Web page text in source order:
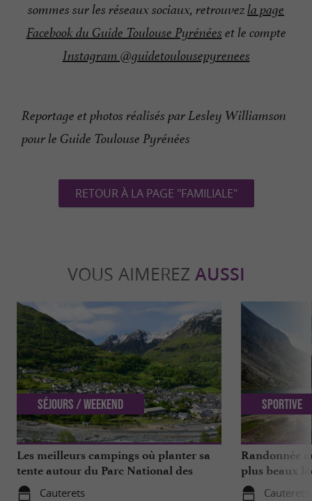
sommes sur les réseaux sociaux, retrouvezla page
Facebook du Guide Toulouse Pyrénées et le compte
Instagram @guidetoulousepyrenees
Reportage et photos réalisés par Lesley Williamson
pour le Guide Toulouse Pyrénées
RETOUR À LA PAGE "FAMILIALE"
VOUS AIMEREZ AUSSI
Les meilleurs campings où planter sa
tente autour du Parc National des
Hautes-Pyrénées
Cauterets
Séjours / Weekend
Randonnée
plus beaux
Cauterets
Sportive